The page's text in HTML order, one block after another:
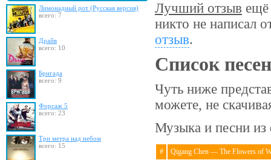
Лимонадный рот (Русская версия)
всего: 7
Драйв
всего: 10
Бригада
всего: 9
Форсаж 5
всего: 23
Три метра над небом
всего: 15
Лучший отзыв ещё
никто не написал
отзыв.
Список песен
Чуть ниже
можете, не
Музыка и песни
#
Qigang Chen — The Flowers of